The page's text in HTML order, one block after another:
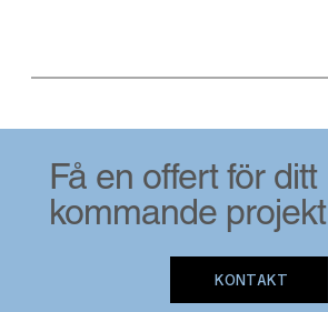
Få en offert för ditt
kommande projekt
KONTAKT